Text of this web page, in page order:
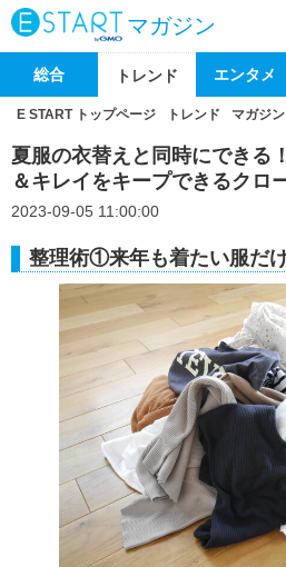
マガジン
総合 トレンド エンタメ
E START トップページ トレンド マガジン
夏服の衣替えと同時にできる
＆キレイをキープできるクロ
2023-09-05 11:00:00
整理術①来年も着たい服だ